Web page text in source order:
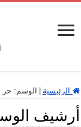
الرئيسية الوسم: حر
أرشيف